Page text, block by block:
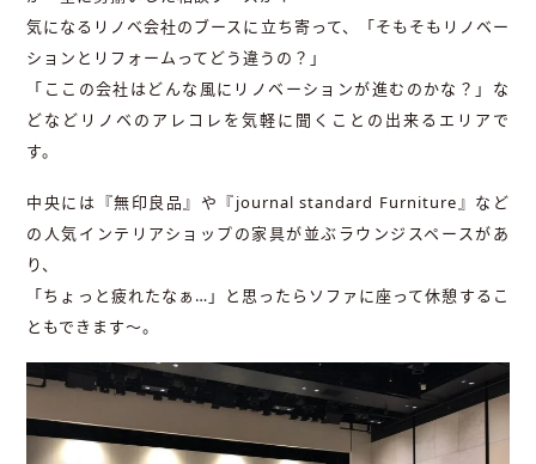
気になるリノベ会社のブースに立ち寄って、「そもそもリノベー
ションとリフォームってどう違うの？」
「ここの会社はどんな風にリノベーションが進むのかな？」な
どなどリノベのアレコレを気軽に聞くことの出来るエリアで
す。
中央には『無印良品』や『journal standard Furniture』など
の人気インテリアショップの家具が並ぶラウンジスペースがあ
り、
「ちょっと疲れたなぁ…」と思ったらソファに座って休憩するこ
ともできます〜。